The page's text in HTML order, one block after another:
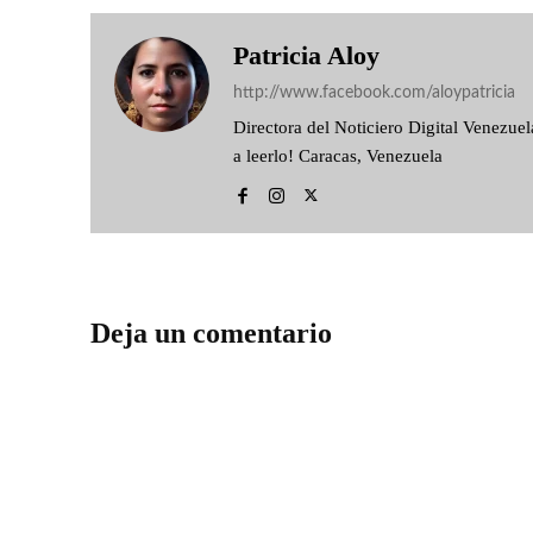
Patricia Aloy
http://www.facebook.com/aloypatricia
Directora del Noticiero Digital
a leerlo! Caracas, Venezuela
Deja un comentario